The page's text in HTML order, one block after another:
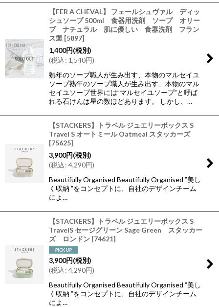
【FER A CHEVAL】 フェールシュヴァル ディッ
シュソープ 500ml 食器用洗剤 ソープ オリー
ブ ナチュラル 肌に優しい 食器洗剤 フラン
ス製 [5897]
1,400円(税別)
(税込: 1,540円)
熟年のソープ職人が生み出す、本物のマルセイユ
ソープ熟年のソープ職人が生み出す、本物のマル
セイユソープ世界には”マルセイユソープ”と呼ば
れる石けんは星の数ほどあります。 しかし、…
【STACKERS】トラベル ジュエリーボックス S
Travel S オートミール Oatmeal スタッカーズ
[75625]
3,900円(税別)
(税込: 4,290円)
Beautifully Organised Beautifully Organised ”美し
く収納 ”をコンセプトに、自社のデザインチーム
によ…
【STACKERS】トラベル ジュエリーボックス S
TravelS セージグリーン Sage Green スタッカー
ズ ロンドン [74621]
3,900円(税別)
(税込: 4,290円)
Beautifully Organised Beautifully Organised ”美し
く収納 ”をコンセプトに、自社のデザインチーム
によ…